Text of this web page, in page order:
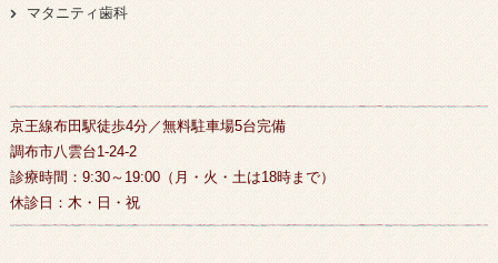
マタニティ歯科
京王線布田駅徒歩4分／無料駐車場5台完備
調布市八雲台1-24-2
診療時間：9:30～19:00（月・火・土は18時まで）
休診日：木・日・祝